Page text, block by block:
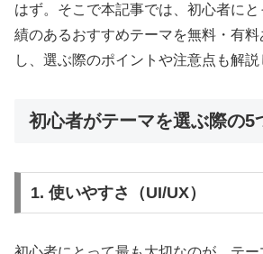
はず。そこで本記事では、初心者に
績のあるおすすめテーマを無料・有
し、選ぶ際のポイントや注意点も解説
初心者がテーマを選ぶ際の5
1. 使いやすさ（UI/UX）